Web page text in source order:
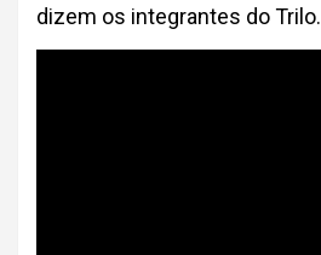
dizem os integrantes do Trilo.